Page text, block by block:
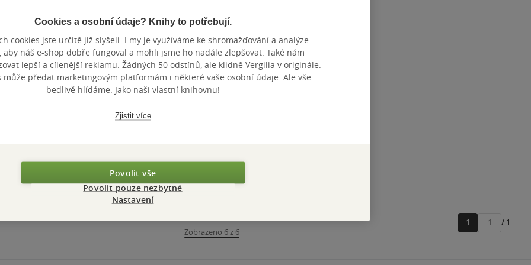
Nedostupné
Women on the
Margins â€“ Three
Seventeenthâ€“Century
Zemon Davisová Natalie
Nedostupné
Nedostupné
Listening to the
Languages of the
People â€“ Lazare
Romanian, Yiddish,
Zemon Davisová Natalie
5
hvězdiček
pevná vazba
Nedostupné
Zobrazeno 6 z 6
1
Přejít
/ 1
Cookies a osobní údaje? Knihy to potřebují.
cookies jste určitě již slyšeli. I my je využíváme ke shromažďování a analýze
aby náš e-shop dobře fungoval a mohli jsme ho nadále zlepšovat. Také nám
lepší a cílenější reklamu. Žádných 50 odstínů, ale klidně Vergilia v originále.
může předat marketingovým platformám i některé vaše osobní údaje. Ale vše
bedlivě hlídáme. Jako naši vlastní knihovnu!
Zjistit více
Povolit vše
Povolit pouze nezbytné
Nastavení